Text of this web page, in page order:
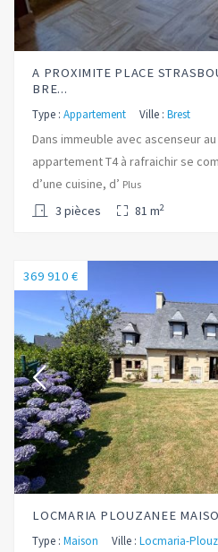
A PROXIMITE PLACE
BRE...
Type : Appartement Ville : Brest
Dans immeuble avec ascenseur
appartement T4 à rafraichir se
d’une cuisine, d’ Plus
3 pièces 81 m2
369 910 €
LOCMARIA PLOUZANEE
Type : Maison Ville : Locmaria-